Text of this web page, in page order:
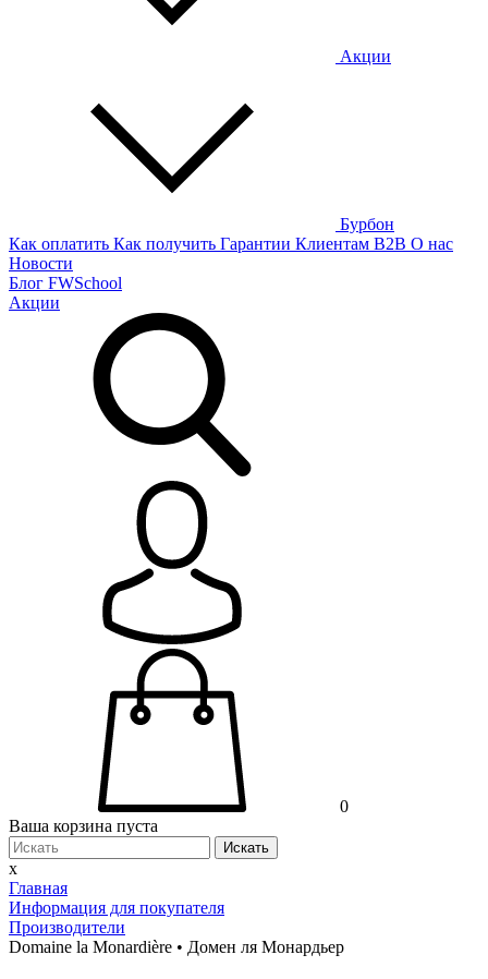
Акции
Бурбон
Как оплатить Как получить Гарантии Клиентам B2B О нас
Новости
Блог FWSchool
Акции
0
Ваша корзина пуста
Искать
x
Главная
Информация для покупателя
Производители
Domaine la Monardière • Домен ля Монардьер